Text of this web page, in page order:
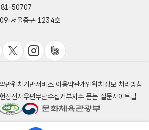
50707
서울중구-1234호
관위치기반서비스 이용약관개인위치정보 처리방침
장전자우편무단수집거부자주 묻는 질문사이트맵